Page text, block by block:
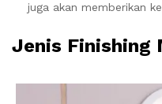
juga akan memberikan
Jenis Finishing